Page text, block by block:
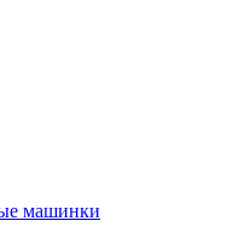
машинки